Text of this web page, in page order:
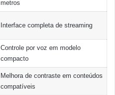
metros
Interface completa de streaming
Controle por voz em modelo
compacto
Melhora de contraste em conteúdos
compatíveis